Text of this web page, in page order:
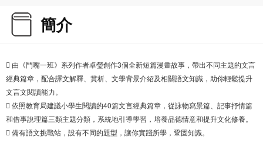
簡介
 由《鬥嘴一班》系列作者卓瑩創作3個全新短篇漫畫故事，帶出不同主題的文言
經典篇章，配合譯文解釋、賞析、文學背景介紹及相關語文知識，助你輕鬆提升
文言文閱讀能力。
 依照教育局建議小學生閱讀的40篇文言經典篇章，從詠物寫景篇、記事抒情篇
和借事說理篇三類主題分類，系統地引導學習，培養品德情意和提升文化修養。
 備有語文挑戰站，設有不同的題型，讓你實踐所學，鞏固知識。